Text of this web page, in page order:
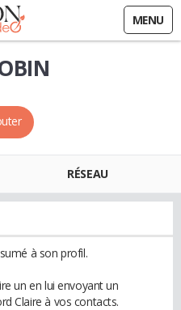
MENU
RÉSEAU
à son profil.
un en lui envoyant un
Claire à vos contacts.